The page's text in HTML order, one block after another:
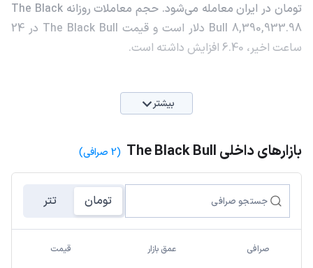
تومان در ایران معامله می‌شود. حجم معاملات روزانه The Black
Bull 8,390,933.98 دلار است و قیمت The Black Bull در 24
ساعت اخیر، 6.40 افزایش داشته است.
بیشتر
بازارهای داخلی The Black Bull (2 صرافی)
تومان تتر
صرافی عمق بازار قیمت